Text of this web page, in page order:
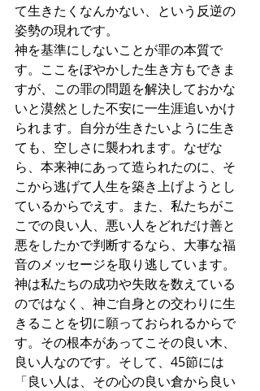
て生きたくなんかない、という反逆の
姿勢の現れです。
神を基準にしないことが罪の本質で
す。ここをぼやかした生き方もできま
すが、この罪の問題を解決しておかな
いと漠然とした不安に一生涯追いかけ
られます。自分が生きたいように生き
ても、空しさに襲われます。なぜな
ら、本来神にあって造られたのに、そ
こから逃げて人生を築き上げようとし
ているからでえす。また、私たちがこ
こでの良い人、悪い人をどれだけ善と
悪をしたかで判断するなら、大事な福
音のメッセージを取り逃しています。
神は私たちの成功や失敗を数えている
のではなく、神ご自身との交わりに生
きることを切に願っておられるからで
す。その根本があってこその良い木、
良い人なのです。そして、45節には
「良い人は、その心の良い倉から良い